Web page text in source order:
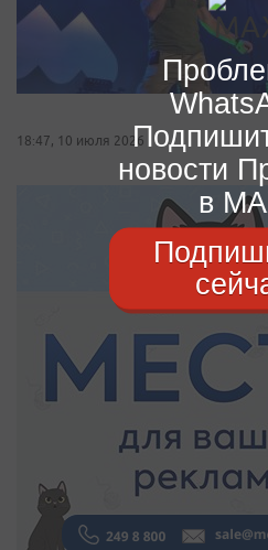
18:47, 10 июля 2026
новости
в